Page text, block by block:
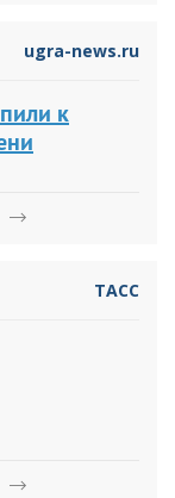
ugra-news.ru
к
ТАСС